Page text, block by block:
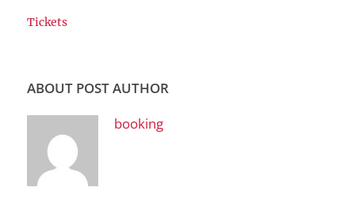
Tickets
ABOUT POST AUTHOR
booking